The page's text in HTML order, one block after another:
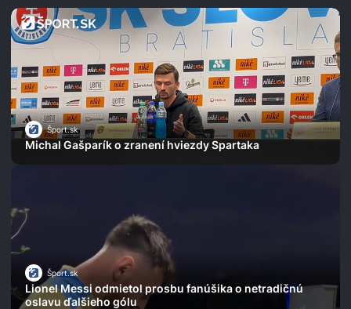
Šport.sk
Michal Gašparík o zranení hviezdy Spartaka
Šport.sk
Lionel Messi odmietol prosbu fanúšika o netradičnú
oslavu ďalšieho gólu